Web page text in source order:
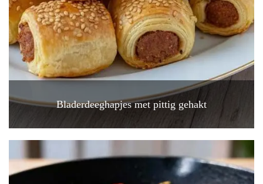
Bladerdeeghapjes met pittig gehakt